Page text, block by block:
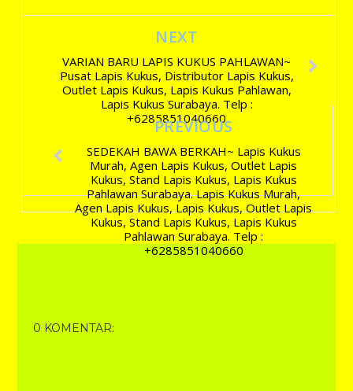
NEXT
VARIAN BARU LAPIS KUKUS PAHLAWAN~
Pusat Lapis Kukus, Distributor Lapis Kukus,
Outlet Lapis Kukus, Lapis Kukus Pahlawan,
Lapis Kukus Surabaya. Telp :
+6285851040660
PREVIOUS
SEDEKAH BAWA BERKAH~ Lapis Kukus
Murah, Agen Lapis Kukus, Outlet Lapis
Kukus, Stand Lapis Kukus, Lapis Kukus
Pahlawan Surabaya. Lapis Kukus Murah,
Agen Lapis Kukus, Lapis Kukus, Outlet Lapis
Kukus, Stand Lapis Kukus, Lapis Kukus
Pahlawan Surabaya. Telp :
+6285851040660
0 KOMENTAR: